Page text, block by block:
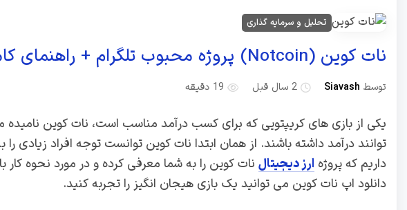
تحلیل و سرمایه گذاری
نات کوین (Notcoin) پروژه محبوب تلگرام + راهنمای کامل این ارز
توسط Siavash 2 سال قبل 19 دقیقه
یکی از بازی های کریپتویی که برای کسب درآمد مناسب است، نات کوین نامیده
توانند درآمد داشته باشند. از همان ابتدا نات کوین توانست توجه افراد
داریم که پروژه ارز دیجیتال نات کوین را به شما معرفی کرده و در مورد نحوه کار
دانلود اپ نات کوین می توانید یک بازی هیجان انگیز را تجربه کنید.